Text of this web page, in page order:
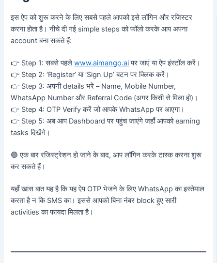
इस ऐप को शुरू करने के लिए सबसे पहले आपको इसे लॉगिन और रजिस्टर
करना होता है। नीचे दी गई simple steps को फॉलो करके आप अपना
account बना सकते हैं:
👉 Step 1: सबसे पहलेwww.aimango.aiपर जाएं या ऐप इंस्टॉल करें।
👉 Step 2: ‘Register’ या ‘Sign Up’ बटन पर क्लिक करें।
👉 Step 3: अपनी details भरें – Name, Mobile Number,
WhatsApp Number और Referral Code (अगर किसी से मिला हो)।
👉 Step 4: OTP Verify करें जो आपके WhatsApp पर आएगा।
👉 Step 5: अब आप Dashboard पर पहुंच जाएंगे जहाँ आपको earning
tasks दिखेंगे।
🟢 एक बार रजिस्ट्रेशन हो जाने के बाद, आप लॉगिन करके टास्क करना शुरू
कर सकते हैं।
यहाँ खास बात यह है कि यह ऐप OTP भेजने के लिए WhatsApp का इस्तेमाल
करता है न कि SMS का। इससे आपको बिना नंबर block हुए सारी
activities का फायदा मिलता है।